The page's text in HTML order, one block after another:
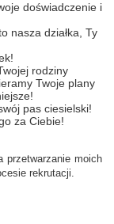
doświadczenie i
nasza działka, Ty
rodziny
Twoje plany
pas ciesielski!
za Ciebie!
przetwarzanie moich
rekrutacji.